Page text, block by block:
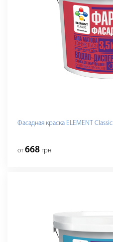
Фасадная краска ELEMENT Classic
от668 грн